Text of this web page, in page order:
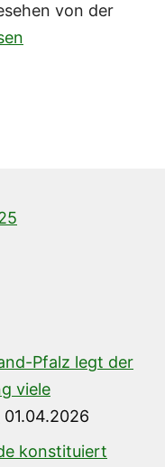
von der
Pfalz legt der
viele
01.04.2026
konstituiert